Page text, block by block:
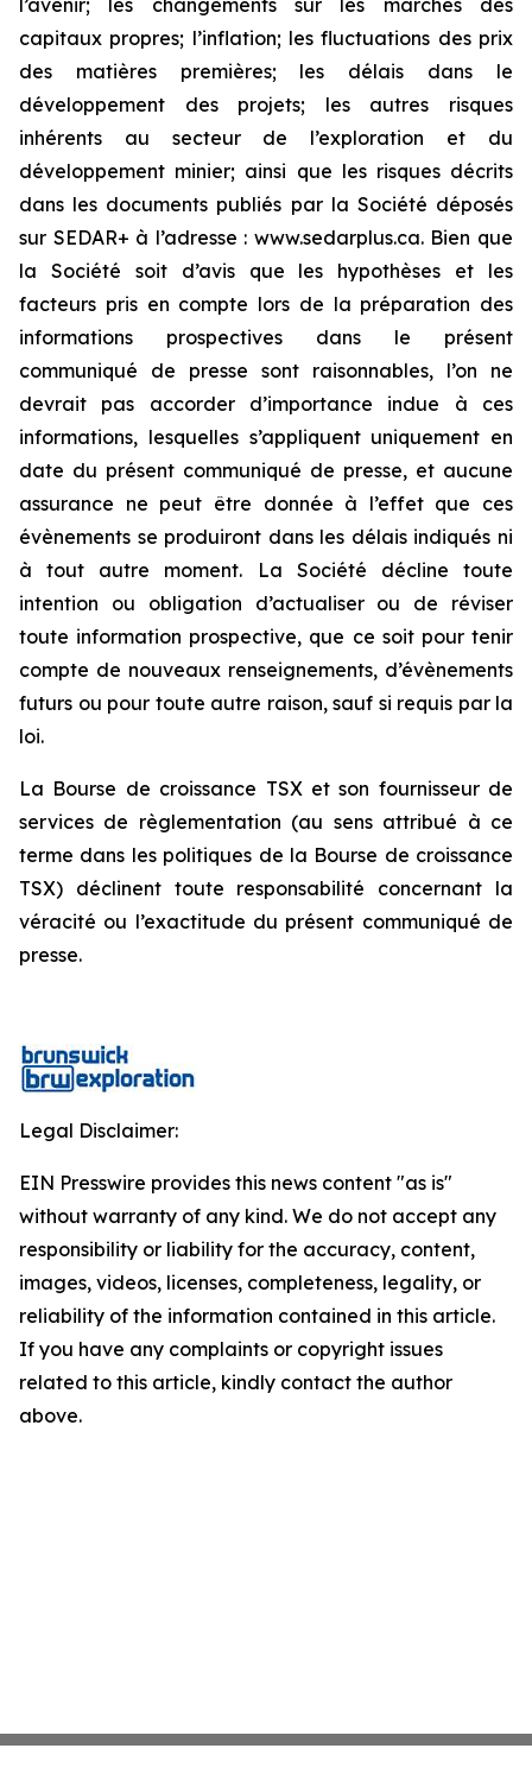
l’avenir; les changements sur les marchés des
capitaux propres; l’inflation; les fluctuations des prix
des matières premières; les délais dans le
développement des projets; les autres risques
inhérents au secteur de l’exploration et du
développement minier; ainsi que les risques décrits
dans les documents publiés par la Société déposés
sur SEDAR+ à l’adresse : www.sedarplus.ca. Bien que
la Société soit d’avis que les hypothèses et les
facteurs pris en compte lors de la préparation des
informations prospectives dans le présent
communiqué de presse sont raisonnables, l’on ne
devrait pas accorder d’importance indue à ces
informations, lesquelles s’appliquent uniquement en
date du présent communiqué de presse, et aucune
assurance ne peut être donnée à l’effet que ces
évènements se produiront dans les délais indiqués ni
à tout autre moment. La Société décline toute
intention ou obligation d’actualiser ou de réviser
toute information prospective, que ce soit pour tenir
compte de nouveaux renseignements, d’évènements
futurs ou pour toute autre raison, sauf si requis par la
loi.
La Bourse de croissance TSX et son fournisseur de
services de règlementation (au sens attribué à ce
terme dans les politiques de la Bourse de croissance
TSX) déclinent toute responsabilité concernant la
véracité ou l’exactitude du présent communiqué de
presse.
Legal Disclaimer:
EIN Presswire provides this news content "as is"
without warranty of any kind. We do not accept any
responsibility or liability for the accuracy, content,
images, videos, licenses, completeness, legality, or
reliability of the information contained in this article.
If you have any complaints or copyright issues
related to this article, kindly contact the author
above.